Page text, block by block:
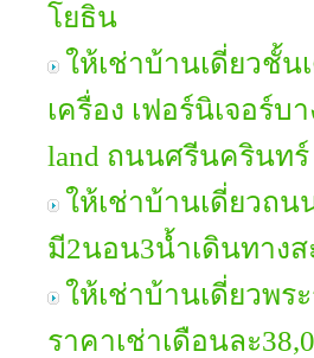
โยธิน
ให้เช่าบ้านเดี่ยวชั้น
เครื่อง เฟอร์นิเจอร์บ
land ถนนศรีนครินทร์
ให้เช่าบ้านเดี่ยวถ
มี2นอน3น้ำเดินทางส
ให้เช่าบ้านเดี่ยวพร
ราคาเช่าเดือนละ